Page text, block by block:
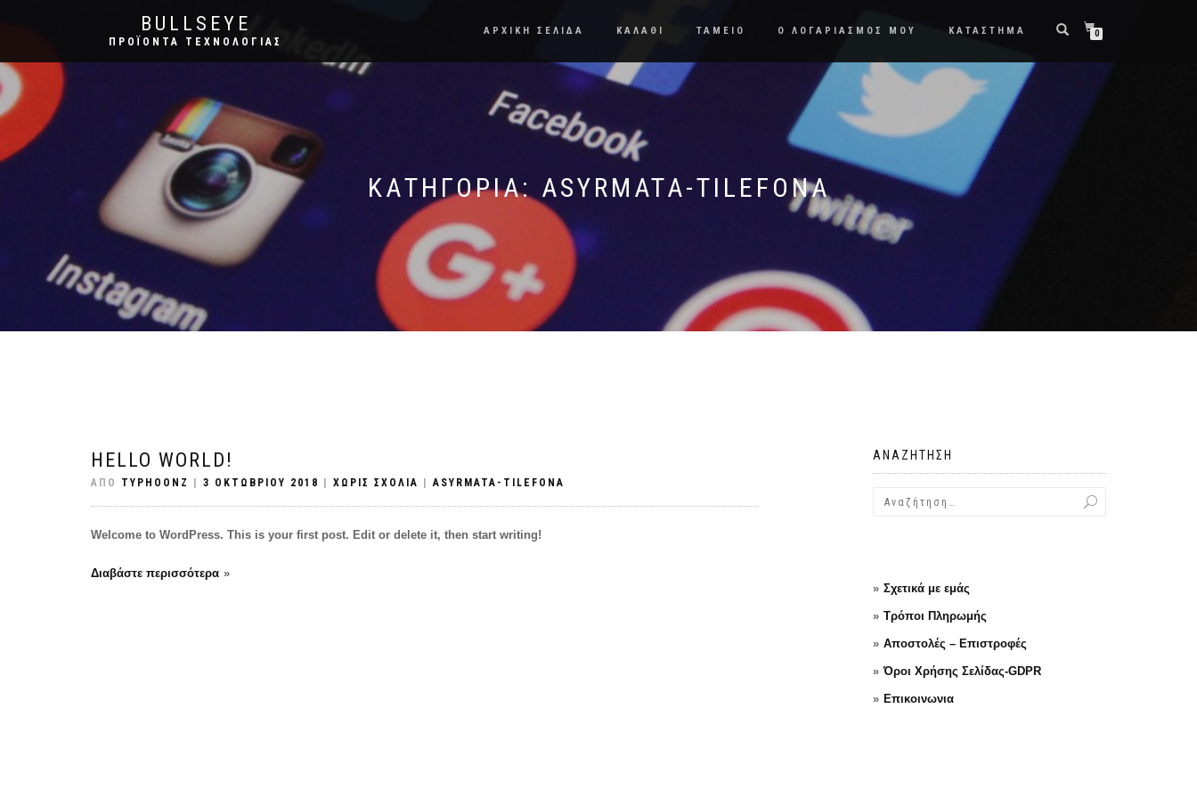
BULLSEYE
ΠΡΟΪΌΝΤΑ ΤΕΧΝΟΛΟΓΊΑΣ
ΑΡΧΙΚΗ ΣΕΛΙΔΑ ΚΑΛΑΘΙ ΤΑΜΕΙΟ Ο ΛΟΓΑΡΙΑΣΜΟΣ ΜΟΥ ΚΑΤΑΣΤΗΜΑ 0
ΚΑΤΗΓΟΡΊΑ: ASYRMATA-TILEFONA
HELLO WORLD!
ΑΠΌ TYPHOONZ 3 ΟΚΤΩΒΡΊΟΥ 2018 ΧΩΡΊΣ ΣΧΌΛΙΑ |ASYRMATA-TILEFONA
Welcome to WordPress. This is your first post. Edit or delete it, then start writing!
Διαβάστε περισσότερα
ΑΝΑΖΉΤΗΣΗ
Σχετικά με εμάς
Τρόποι Πληρωμής
Αποστολές – Επιστροφές
Όροι Χρήσης Σελίδας-GDPR
Επικοινωνια